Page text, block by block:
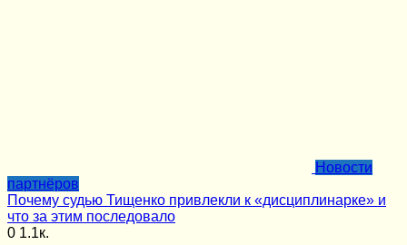
Новости
партнёров
Почему судью Тищенко привлекли к «дисциплинарке» и
что за этим последовало
0 1.1к.